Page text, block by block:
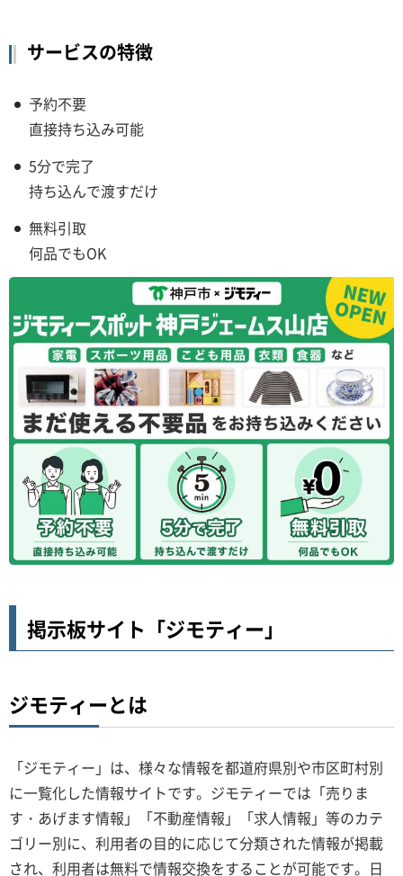
サービスの特徴
予約不要
直接持ち込み可能
5分で完了
持ち込んで渡すだけ
無料引取
何品でもOK
掲示板サイト「ジモティー」
ジモティーとは
「ジモティー」は、様々な情報を都道府県別や市区町村別
に一覧化した情報サイトです。ジモティーでは「売りま
す・あげます情報」「不動産情報」「求人情報」等のカテ
ゴリー別に、利用者の目的に応じて分類された情報が掲載
され、利用者は無料で情報交換をすることが可能です。日